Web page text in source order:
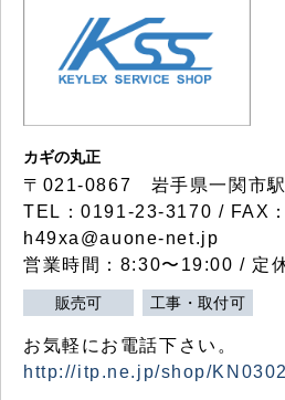
カギの丸正
〒021-0867 岩手県一関市
TEL：0191-23-3170 / FAX
h49xa@auone-net.jp
営業時間：8:30〜19:00 / 定
販売可 工事・取付可
お気軽にお電話下さい。
http://itp.ne.jp/shop/